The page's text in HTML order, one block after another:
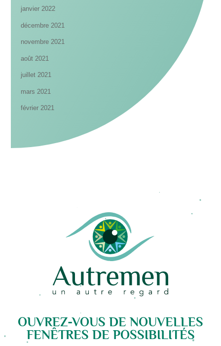
janvier 2022
décembre 2021
novembre 2021
août 2021
juillet 2021
mars 2021
février 2021
OUVREZ-VOUS DE NOUVELLES
FENÊTRES DE POSSIBILITÉS